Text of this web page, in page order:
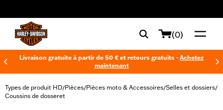
(0)
Livraison gratuite à partir de 50 € et retours gratuits - Achetez
maintenant
Types de produit HD/Pièces/Pièces moto & Accessoires/Selles et dossiers/
Coussins de dosseret